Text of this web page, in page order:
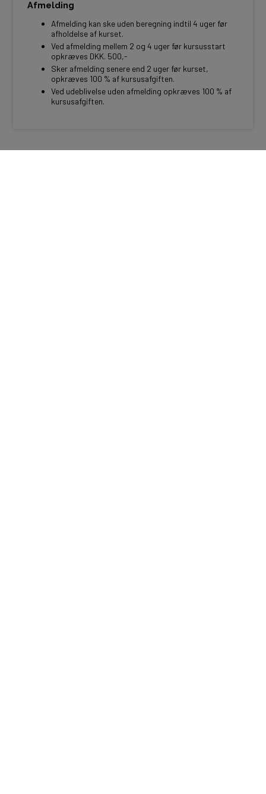
Afmelding
Afmelding kan ske uden beregning indtil 4 uger før
afholdelse af kurset.
Ved afmelding mellem 2 og 4 uger før kursusstart
opkræves DKK. 500,-
Sker afmelding senere end 2 uger før kurset,
opkræves 100 % af kursusafgiften.
Ved udeblivelse uden afmelding opkræves 100 % af
kursusafgiften.